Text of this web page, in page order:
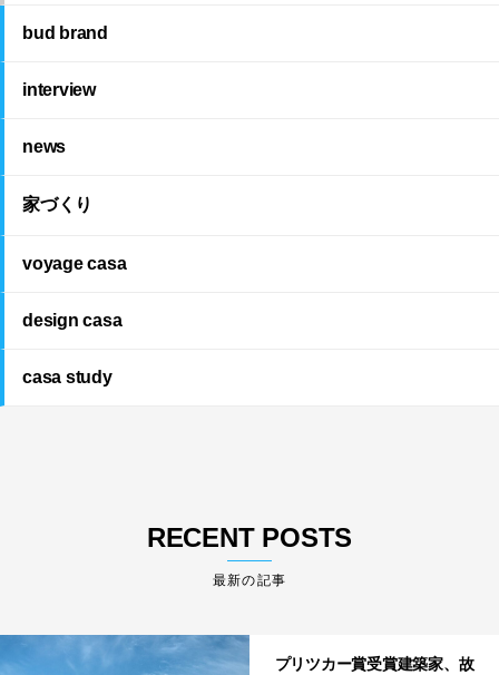
bud brand
interview
news
家づくり
voyage casa
design casa
casa study
RECENT POSTS
最新の記事
プリツカー賞受賞建築家、故